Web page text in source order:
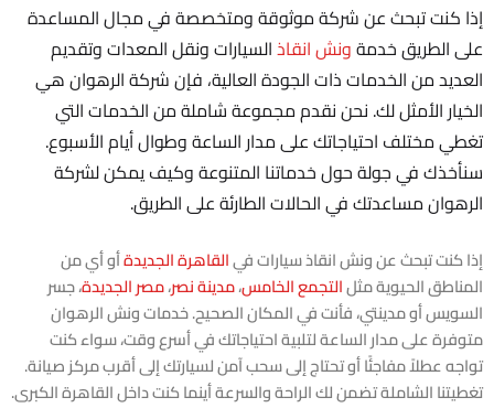
إذا كنت تبحث عن شركة موثوقة ومتخصصة في مجال المساعدة
على الطريق خدمةونش انقاذالسيارات ونقل المعدات وتقديم
العديد من الخدمات ذات الجودة العالية، فإن شركة الرهوان هي
الخيار الأمثل لك. نحن نقدم مجموعة شاملة من الخدمات التي
تغطي مختلف احتياجاتك على مدار الساعة وطوال أيام الأسبوع.
سنأخذك في جولة حول خدماتنا المتنوعة وكيف يمكن لشركة
الرهوان مساعدتك في الحالات الطارئة على الطريق.
إذا كنت تبحث عن ونش انقاذ سيارات فيالقاهرة الجديدةأو أي من
المناطق الحيوية مثلالتجمع الخامس،مدينة نصر،مصر الجديدة، جسر
السويس أو مدينتي، فأنت في المكان الصحيح. خدمات ونش الرهوان
متوفرة على مدار الساعة لتلبية احتياجاتك في أسرع وقت، سواء كنت
تواجه عطلاً مفاجئًا أو تحتاج إلى سحب آمن لسيارتك إلى أقرب مركز صيانة.
تغطيتنا الشاملة تضمن لك الراحة والسرعة أينما كنت داخل القاهرة الكبرى.